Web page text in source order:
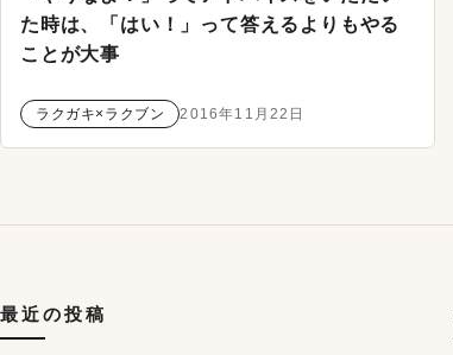
た時は、「はい！」って答えるよりもやる
ことが大事
ラクガキ×ラクブン 2016年11月22日
最近の投稿